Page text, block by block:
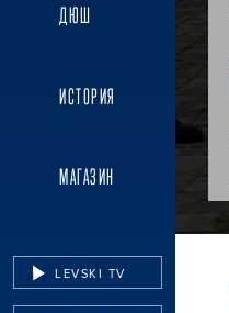
ДЮШ
ИСТОРИЯ
МАГАЗИН
LEVSKI TV